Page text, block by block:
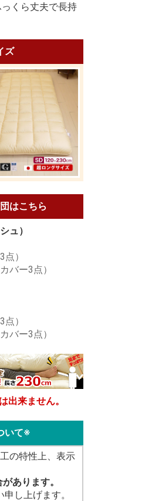
くら丈夫で長持
ズ
はこちら
ュ）
）
バー3点）
）
バー3点）
出来ません。
いて※
の特性上、表示
あります。
し上げます。